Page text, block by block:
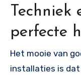
Techniek
perfecte
Het mooie van
installaties is